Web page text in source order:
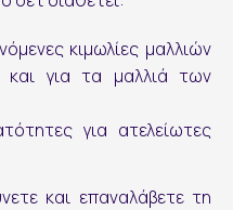
κιμωλίες μαλλιών
και για τα μαλλιά των
για ατελείωτες
και επαναλάβετε τη